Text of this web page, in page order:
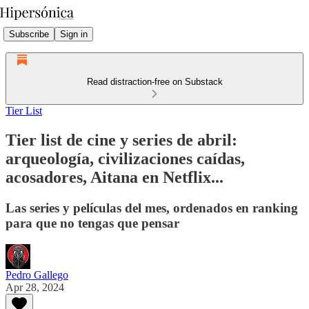
Subscribe Sign in
Read distraction-free on Substack
Tier List
Tier list de cine y series de abril:
arqueología, civilizaciones caídas,
acosadores, Aitana en Netflix...
Las series y películas del mes, ordenados en ranking
para que no tengas que pensar
Pedro Gallego
Apr 28, 2024